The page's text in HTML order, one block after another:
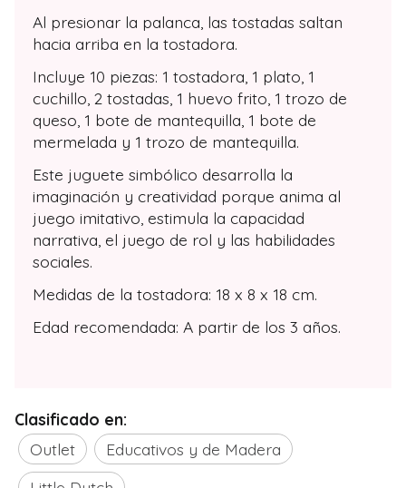
Al presionar la palanca, las tostadas saltan
hacia arriba en la tostadora.
Incluye 10 piezas: 1 tostadora, 1 plato, 1
cuchillo, 2 tostadas, 1 huevo frito, 1 trozo de
queso, 1 bote de mantequilla, 1 bote de
mermelada y 1 trozo de mantequilla.
Este juguete simbólico desarrolla la
imaginación y creatividad porque anima al
juego imitativo, estimula la capacidad
narrativa, el juego de rol y las habilidades
sociales.
Medidas de la tostadora: 18 x 8 x 18 cm.
Edad recomendada: A partir de los 3 años.
Clasificado en:
Outlet
Educativos y de Madera